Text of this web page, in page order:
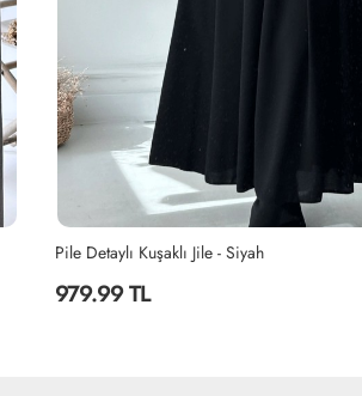
Pile Detaylı Kuşaklı Jile - Lacivert
979.99 TL